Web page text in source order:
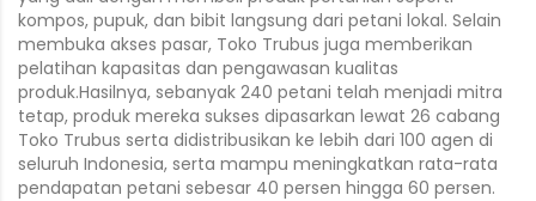
kompos, pupuk, dan bibit langsung dari petani lokal. Selain
membuka akses pasar, Toko Trubus juga memberikan
pelatihan kapasitas dan pengawasan kualitas
produk.Hasilnya, sebanyak 240 petani telah menjadi mitra
tetap, produk mereka sukses dipasarkan lewat 26 cabang
Toko Trubus serta didistribusikan ke lebih dari 100 agen di
seluruh Indonesia, serta mampu meningkatkan rata-rata
pendapatan petani sebesar 40 persen hingga 60 persen.